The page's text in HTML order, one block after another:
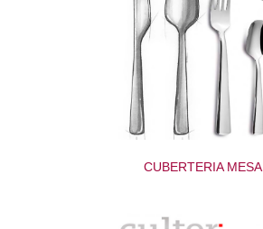
CUBERTERIA MESA